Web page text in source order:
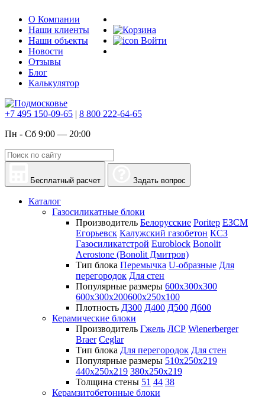
О Компании
Наши клиенты
Наши объекты
Новости
Отзывы
Блог
Калькулятор
Войти
+7 495 150-09-65 | 8 800 222-64-65
Пн - Сб 9:00 — 20:00
Бесплатный расчет Задать вопрос
Каталог
Газосиликатные блоки
Производитель Белорусские Poritep ЕЗСМ
Егорьевск Калужский газобетон КСЗ
Газосиликатстрой Euroblock Bonolit
Aerostone (Bonolit Дмитров)
Тип блока Перемычка U-образные Для
перегородок Для стен
Популярные размеры 600х300х300
600х300х200600х250х100
Плотность Д300 Д400 Д500 Д600
Керамические блоки
Производитель Гжель ЛСР Wienerberger
Braer Ceglar
Тип блока Для перегородок Для стен
Популярные размеры 510х250х219
440х250х219 380х250х219
Толщина стены 51 44 38
Керамзитобетонные блоки